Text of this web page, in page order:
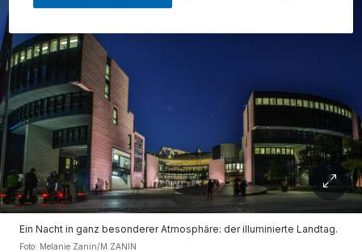
Ein Nacht in ganz besonderer Atmosphäre: der illuminierte Landtag.
Foto: Melanie Zanin/M.ZANIN